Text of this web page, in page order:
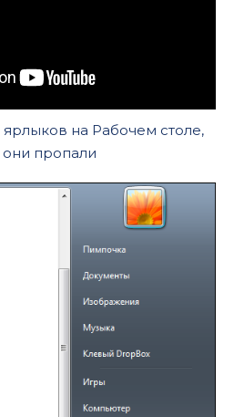
ярлыков на Рабочем столе,
они пропали